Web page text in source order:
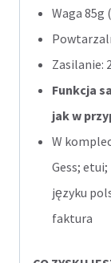
Waga 85g
Zasilanie:
Funkcja
jak w
W
Gess;
języku
faktura